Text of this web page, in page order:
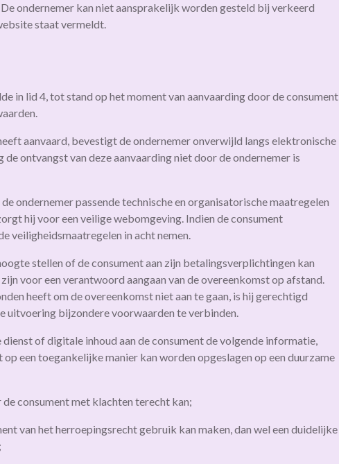
ondernemer kan niet aansprakelijk worden gesteld bij verkeerd
staat vermeldt.
in lid 4, tot stand op het moment van aanvaarding door de consument
aanvaard, bevestigt de ondernemer onverwijld langs elektronische
ontvangst van deze aanvaarding niet door de ondernemer is
ondernemer passende technische en organisatorische maatregelen
hij voor een veilige webomgeving. Indien de consument
veiligheidsmaatregelen in acht nemen.
stellen of de consument aan zijn betalingsverplichtingen kan
voor een verantwoord aangaan van de overeenkomst op afstand.
heeft om de overeenkomst niet aan te gaan, is hij gerechtigd
uitvoering bijzondere voorwaarden te verbinden.
of digitale inhoud aan de consument de volgende informatie,
een toegankelijke manier kan worden opgeslagen op een duurzame
consument met klachten terecht kan;
van het herroepingsrecht gebruik kan maken, dan wel een duidelijke